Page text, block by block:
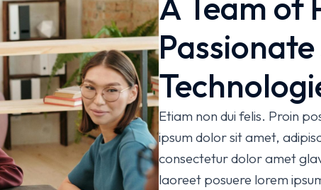
Etiam non dui felis. Proin
ipsum dolor sit amet,
consectetur dolor amet
laoreet posuere lorem